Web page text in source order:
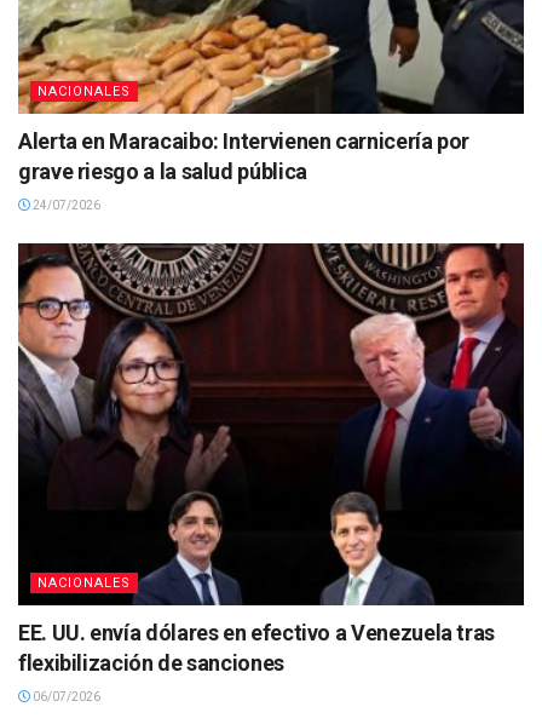
NACIONALES
Alerta en Maracaibo: Intervienen carnicería por
grave riesgo a la salud pública
24/07/2026
NACIONALES
EE. UU. envía dólares en efectivo a Venezuela tras
flexibilización de sanciones
06/07/2026